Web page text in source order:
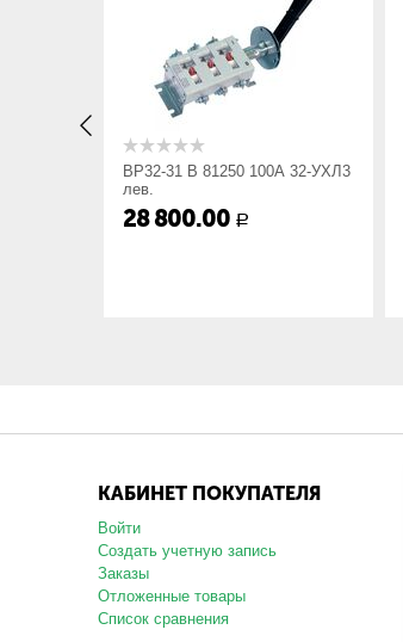
Присоединение кабеля без кабельного
наконечника:
Габариты
Габарит ШхВхГ, мм:
Вес, кг:
ВР32-31 В 81250 100А 32-УХЛ3
лев.
28 800.00 Р
КАБИНЕТ ПОКУПАТЕЛЯ
Войти
Создать учетную запись
Заказы
Отложенные товары
Список сравнения